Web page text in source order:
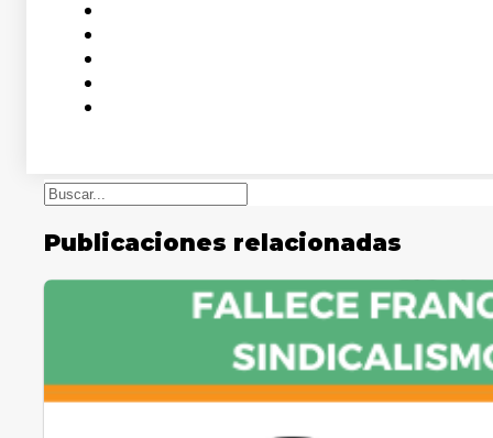
Buscar
Publicaciones relacionadas